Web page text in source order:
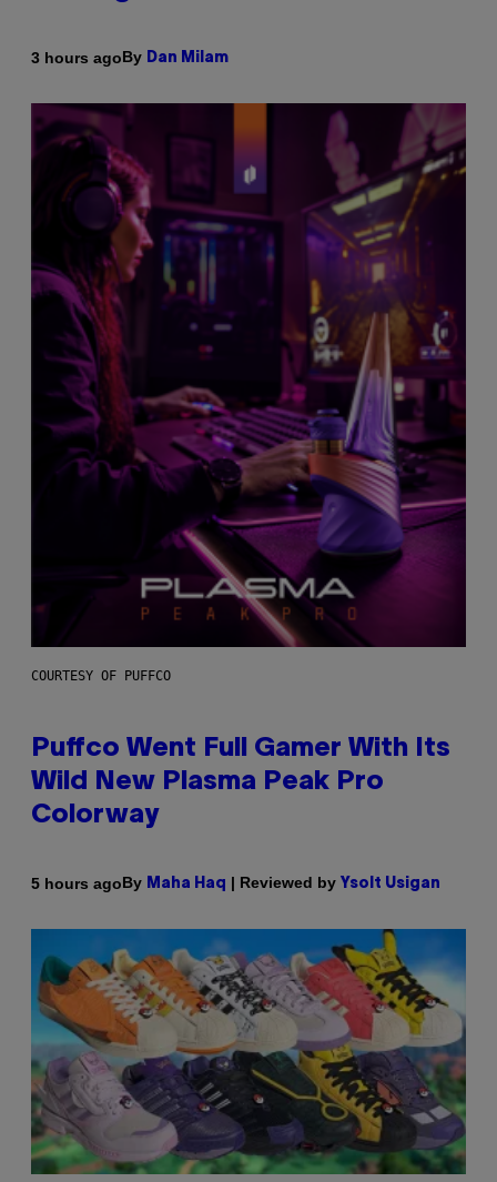
3 hours agoBy Dan Milam
COURTESY OF PUFFCO
Puffco Went Full Gamer With Its
Wild New Plasma Peak Pro
Colorway
5 hours agoBy Maha Haq | Reviewed by Ysolt Usigan